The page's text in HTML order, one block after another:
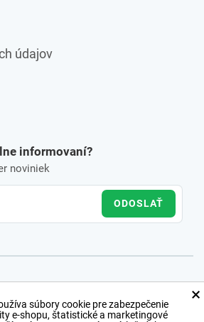
údajov
informovaní?
noviniek
ODOSLAŤ
×
súbory cookie pre zabezpečenie
e-shopu, štatistické a marketingové